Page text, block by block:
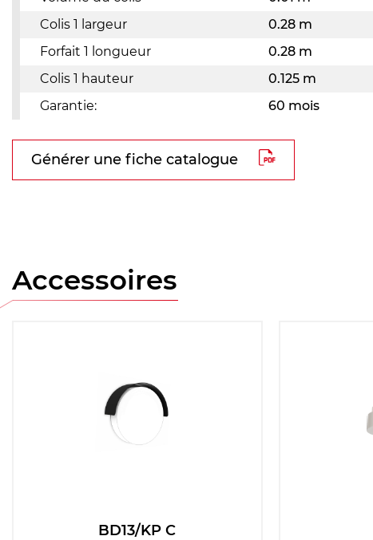
Colis 1 largeur
0.28 m
Forfait 1 longueur
0.28 m
Colis 1 hauteur
0.125 m
Garantie:
60 mois
Générer une fiche catalogue
Accessoires
BD13/KP C